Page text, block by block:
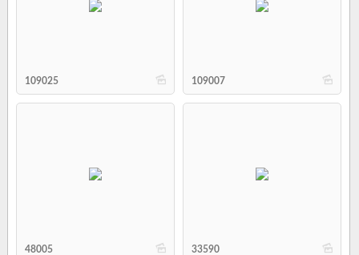
b
109025 b
109007
b
48005 b
33590